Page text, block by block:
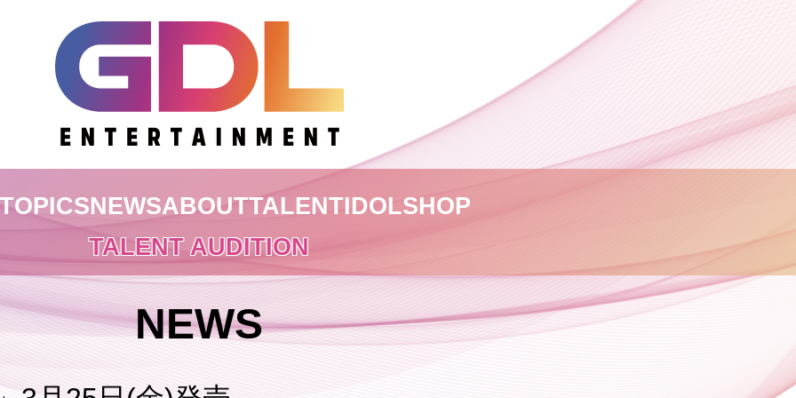
TOPICSNEWSABOUTTALENTIDOLSHOP
TALENT AUDITION
NEWS